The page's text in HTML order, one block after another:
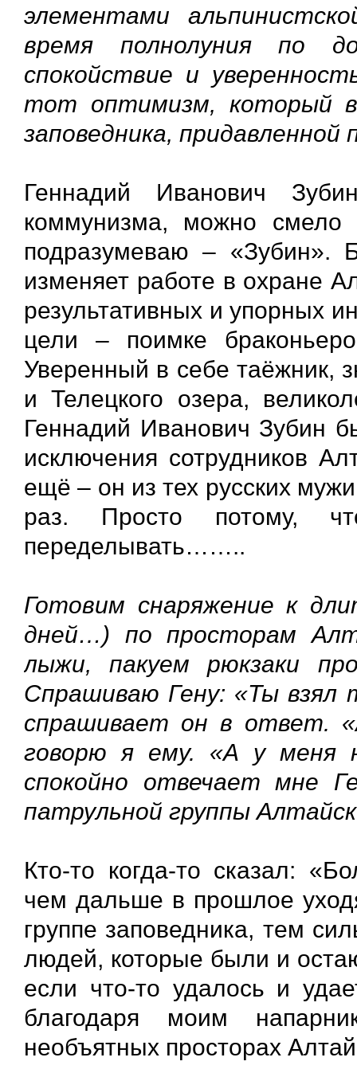
элементами
время полнолуния по
спокойствие и
тот оптимизм, который
заповедника,
Геннадий Иванович
коммунизма, можно смело
подразумеваю – «Зубин».
изменяет работе в охране
результативных и упорных
цели – поимке
Уверенный в себе таёжник,
и Телецкого озера,
Геннадий Иванович Зубин
исключения сотрудников
ещё – он из тех русских
раз. Просто потому,
переделывать……..
Готовим снаряжение к
дней…) по просторам
лыжи, пакуем рюкзаки
Спрашиваю Гену: «Ты взял
спрашивает он в ответ.
говорю я ему. «А у меня
спокойно отвечает мне
патрульной группы
Кто-то когда-то сказал:
чем дальше в прошлое
группе заповедника, тем
людей, которые были и
если что-то удалось и
благодаря моим
необъятных просторах